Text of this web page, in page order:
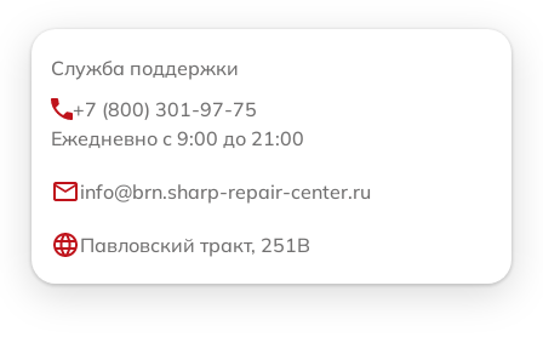
Служба поддержки
+7 (800) 301-97-75
Ежедневно с 9:00 до 21:00
info@brn.sharp-repair-center.ru
Павловский тракт, 251В